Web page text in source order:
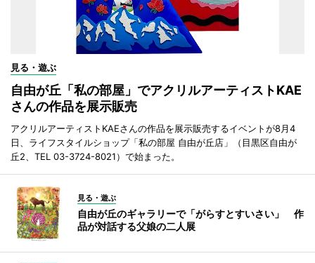
見る・遊ぶ
自由が丘「私の部屋」でアクリルアーティストKAE
さんの作品を展示販売
アクリルアーティストKAEさんの作品を展示販売するイベントが8月4
日、ライフスタイルショップ「私の部屋 自由が丘店」（目黒区自由が
丘2、TEL 03-3724-8021）で始まった。
見る・遊ぶ
自由が丘のギャラリーで「がらすとすいさい」 作
品が対話する父娘の二人展